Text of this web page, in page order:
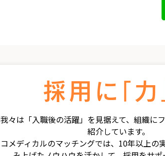
我々は「入職後の活躍」を見据えて、組織に
紹介しています。
コメディカルのマッチングでは、10年以上の